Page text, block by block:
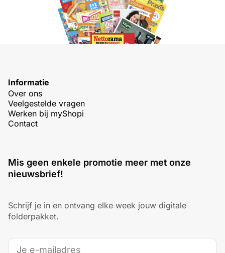
Informatie
Over ons
Veelgestelde vragen
Werken bij myShopi
Contact
Mis geen enkele promotie meer met onze
nieuwsbrief!
Schrijf je in en ontvang elke week jouw digitale
folderpakket.